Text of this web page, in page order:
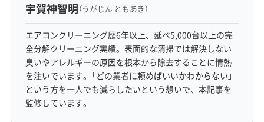
宇賀神智明（うがじん ともあき）
エアコンクリーニング歴6年以上、延べ5,000台以上の完
全分解クリーニング実績。表面的な清掃では解決しない
臭いやアレルギーの原因を根本から除去することに情熱
を注いでいます。「どの業者に頼めばいいかわからない」
という方を一人でも減らしたいという想いで、本記事を
監修しています。